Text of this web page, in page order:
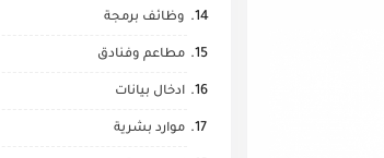
وظائف برمجة
مطاعم وفنادق
ادخال بيانات
موارد بشرية